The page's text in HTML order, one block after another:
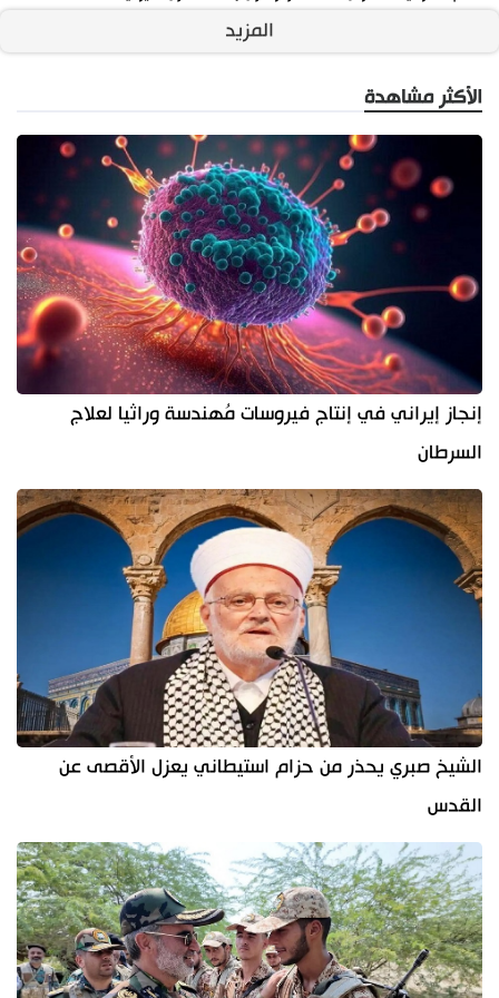
المزيد
الأكثر مشاهدة
إنجاز إيراني في إنتاج فيروسات مُهندسة وراثيا لعلاج
السرطان
الشيخ صبري يحذر من حزام استيطاني يعزل الأقصى عن
القدس